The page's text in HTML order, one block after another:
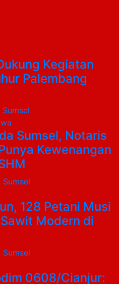
Kegiatan
Palembang
Sumsel, Notaris
Kewenangan
Sumsel
128 Petani Musi
Modern di
Sumsel
0608/Cianjur: